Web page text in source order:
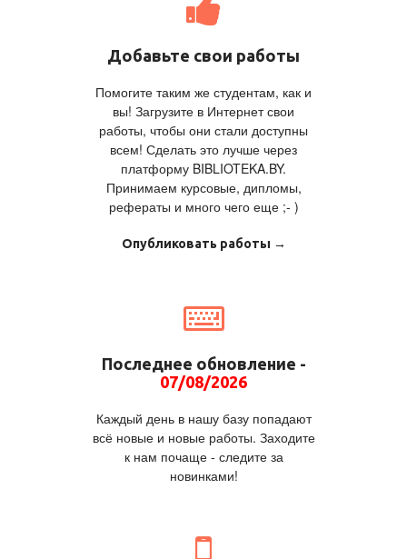
Добавьте свои работы
Помогите таким же студентам, как и
вы! Загрузите в Интернет свои
работы, чтобы они стали доступны
всем! Сделать это лучше через
платформу BIBLIOTEKA.BY.
Принимаем курсовые, дипломы,
рефераты и много чего еще ;- )
Опубликовать работы →
Последнее обновление -
07/08/2026
Каждый день в нашу базу попадают
всё новые и новые работы. Заходите
к нам почаще - следите за
новинками!